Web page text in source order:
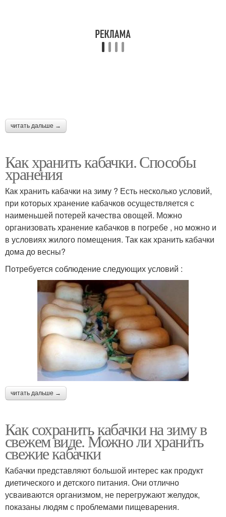
читать дальше →
Как хранить кабачки. Способы
хранения
Как хранить кабачки на зиму ? Есть несколько условий,
при которых хранение кабачков осуществляется с
наименьшей потерей качества овощей. Можно
организовать хранение кабачков в погребе , но можно и
в условиях жилого помещения. Так как хранить кабачки
дома до весны?
Потребуется соблюдение следующих условий :
читать дальше →
Как сохранить кабачки на зиму в
свежем виде. Можно ли хранить
свежие кабачки
Кабачки представляют большой интерес как продукт
диетического и детского питания. Они отлично
усваиваются организмом, не перегружают желудок,
показаны людям с проблемами пищеварения.